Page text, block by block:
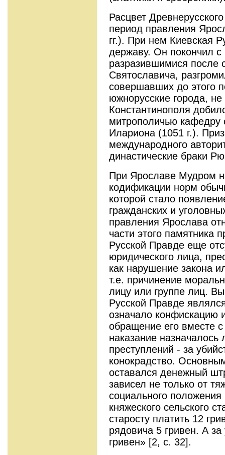
Расцвет
период правления
гг.). При нем Киевская
державу. Он покончил
разразившимися после
Святославича,
совершавших до этого
южнорусские города,
Константинополя
митрополичью кафедру
Илариона (1051 г.).
международного
династические браки
При Ярославе Мудром
кодификации норм
которой стало
гражданских и
правления Ярослава
части этого
Русской Правде еще
юридического лица,
как нарушение закона
т.е. причинение
лицу или группе лиц.
Русской Правде
означало конфискацию
обращение его вместе
наказание
преступлений - за
конокрадство.
оставался денежный
зависел не только от
социального
княжеского сельского
старосту платить 12
рядовича 5 гривен. А
гривен» [2, c. 32].